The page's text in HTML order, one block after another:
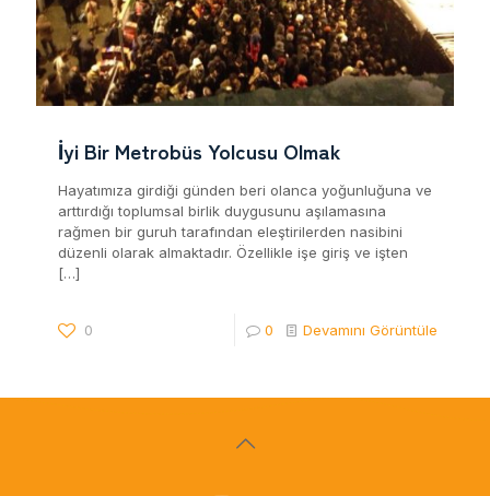
İyi Bir Metrobüs Yolcusu Olmak
Hayatımıza girdiği günden beri olanca yoğunluğuna ve
arttırdığı toplumsal birlik duygusunu aşılamasına
rağmen bir guruh tarafından eleştirilerden nasibini
düzenli olarak almaktadır. Özellikle işe giriş ve işten
[…]
0 0 Devamını Görüntüle